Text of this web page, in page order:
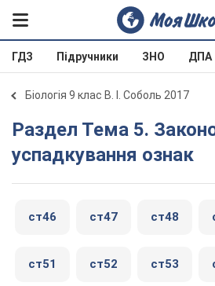
ГДЗ Підручники ЗНО ДПА
Біологія 9 клас В. І. Соболь 2017
Раздел Тема 5. Закономірності
успадкування ознак
ст46 ст47 ст48
ст51 ст52 ст53